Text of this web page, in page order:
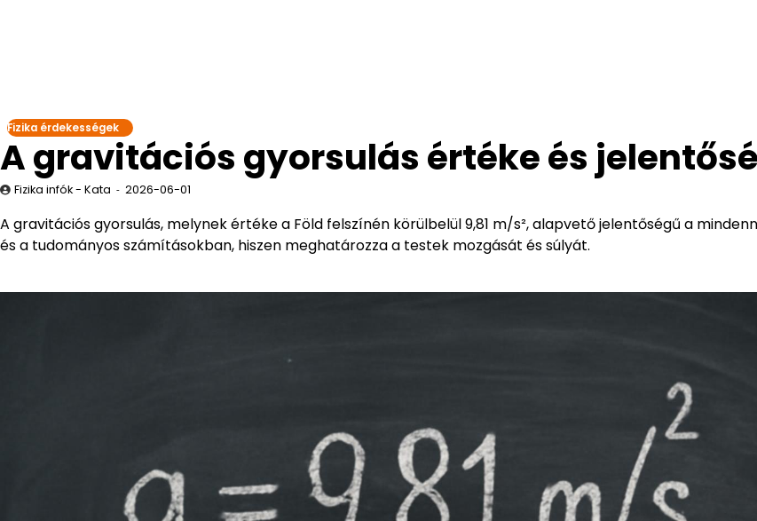
Fizika érdekességek
A gravitációs gyorsulás értéke és
Fizika infók - Kata 2026-06-01
A gravitációs gyorsulás, melynek értéke a Föld felszínén körülbelül 9,81 m/s², alapvető jelentőségű a
és a tudományos számításokban, hiszen meghatározza a testek mozgását és súlyát.